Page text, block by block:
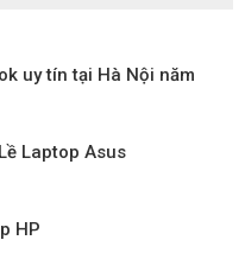
uy tín tại Hà Nội năm
Laptop Asus
HP